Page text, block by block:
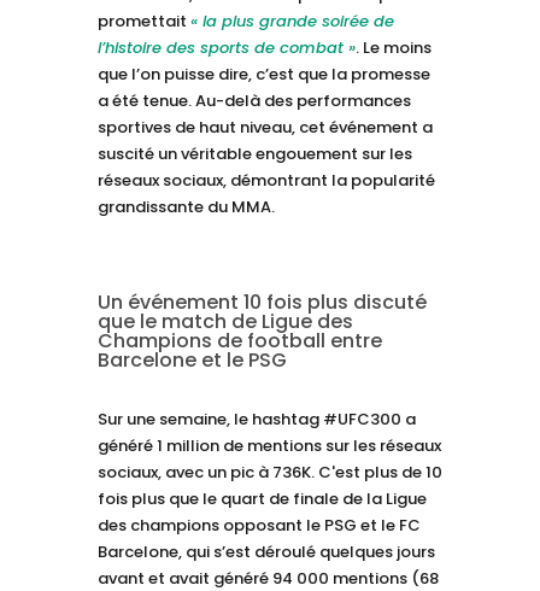
promettait « la plus grande soirée de
l’histoire des sports de combat ». Le moins
que l’on puisse dire, c’est que la promesse
a été tenue. Au-delà des performances
sportives de haut niveau, cet événement a
suscité un véritable engouement sur les
réseaux sociaux, démontrant la popularité
grandissante du MMA.
Un événement 10 fois plus discuté
que le match de Ligue des
Champions de football entre
Barcelone et le PSG
Sur une semaine, le hashtag #UFC300 a
généré 1 million de mentions sur les réseaux
sociaux, avec un pic à 736K. C'est plus de 10
fois plus que le quart de finale de la Ligue
des champions opposant le PSG et le FC
Barcelone, qui s’est déroulé quelques jours
avant et avait généré 94 000 mentions (68